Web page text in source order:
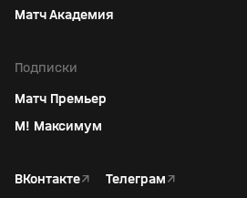
Матч Академия
Подписки
Матч Премьер
М! Максимум
ВКонтакте↗ Телеграм↗